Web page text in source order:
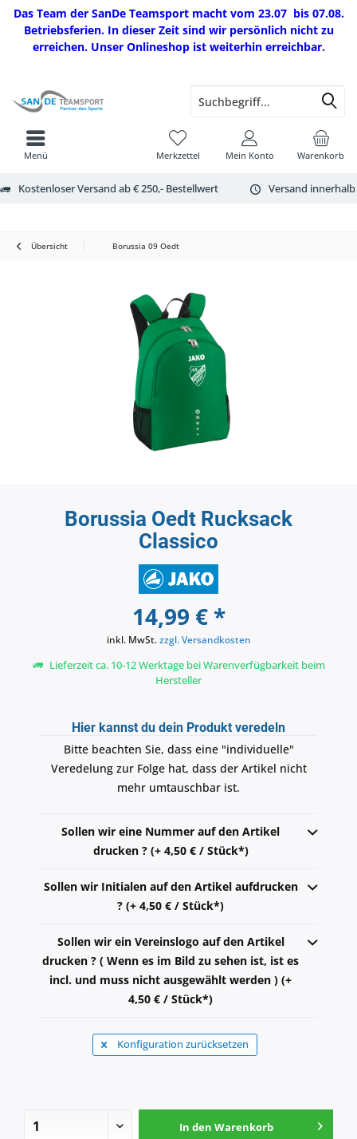
Das Team der SanDe Teamsport macht vom 23.07 bis 07.08.
Betriebsferien. In dieser Zeit sind wir persönlich nicht zu
erreichen. Unser Onlineshop ist weiterhin erreichbar.
Kostenloser Versand ab € 250,- Bestellwert Versand
Warenkorb
Merkzettel Mein Konto
Menü
Übersicht Borussia 09 Oedt
Borussia Oedt Rucksack
Classico
14,99 € *
inkl. MwSt.zzgl. Versandkosten
Lieferzeit ca. 10-12 Werktage bei Warenverfügbarkeit beim
Hersteller
Hier kannst du dein Produkt veredeln
Bitte beachten Sie, dass eine "individuelle"
Veredelung zur Folge hat, dass der Artikel nicht
mehr umtauschbar ist.
Sollen wir eine Nummer auf den Artikel
drucken ? (+ 4,50 € / Stück*)
Sollen wir Initialen auf den Artikel aufdrucken
? (+ 4,50 € / Stück*)
Sollen wir ein Vereinslogo auf den Artikel
drucken ? ( Wenn es im Bild zu sehen ist, ist es
incl. und muss nicht ausgewählt werden ) (+
4,50 € / Stück*)
Konfiguration zurücksetzen
In den Warenkorb